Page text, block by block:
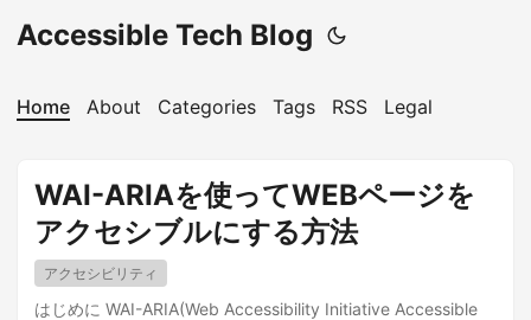
Accessible Tech Blog
Home About Categories Tags RSS Legal
WAI-ARIAを使ってWEBページを
アクセシブルにする方法
アクセシビリティ
はじめに WAI-ARIA(Web Accessibility Initiative Accessible